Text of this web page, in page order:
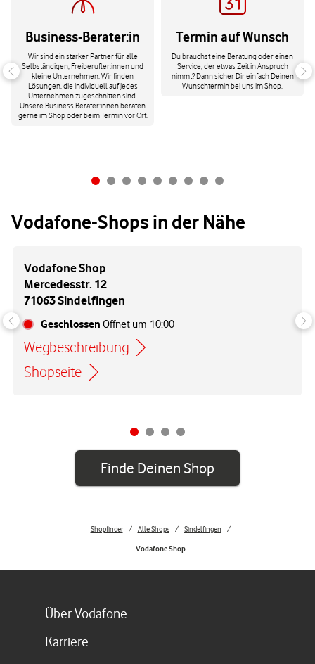
Business-Berater:in
Wir sind ein starker Partner für alle
Selbständigen, Freiberufler:innen und
kleine Unternehmen. Wir finden
Lösungen, die individuell auf jedes
Unternehmen zugeschnitten sind.
Unsere Business Berater:innen beraten
gerne im Shop oder beim Termin vor Ort.
Termin auf Wunsch
Du brauchst eine Beratung oder einen
Service, der etwas Zeit in Anspruch
nimmt? Dann sicher Dir einfach Deinen
Wunschtermin bei uns im Shop.
Vodafone-Shops in der Nähe
Vodafone Shop
Mercedesstr. 12
71063 Sindelfingen
Geschlossen Öffnet um 10:00
Wegbeschreibung
Link öffnet in einem neuen Tab
Shopseite
Finde Deinen Shop
Shopfinder Alle Shops Sindelfingen
Vodafone Shop
Über Vodafone
Karriere